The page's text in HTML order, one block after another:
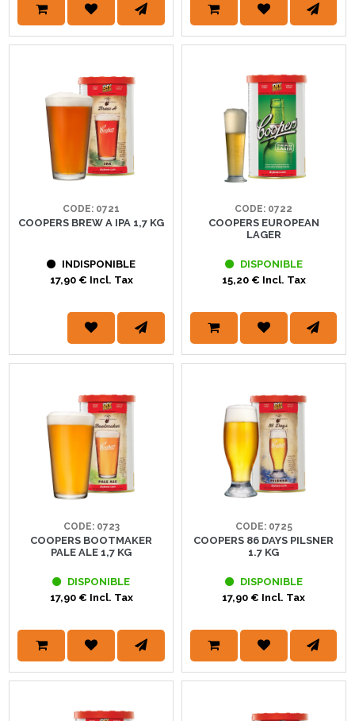
CODE: 0721
COOPERS BREW A IPA 1,7 KG
INDISPONIBLE
17,90 € Incl. Tax
CODE: 0722
COOPERS EUROPEAN
LAGER
DISPONIBLE
15,20 € Incl. Tax
CODE: 0723
COOPERS BOOTMAKER
PALE ALE 1,7 KG
DISPONIBLE
17,90 € Incl. Tax
CODE: 0725
COOPERS 86 DAYS PILSNER
1.7 KG
DISPONIBLE
17,90 € Incl. Tax